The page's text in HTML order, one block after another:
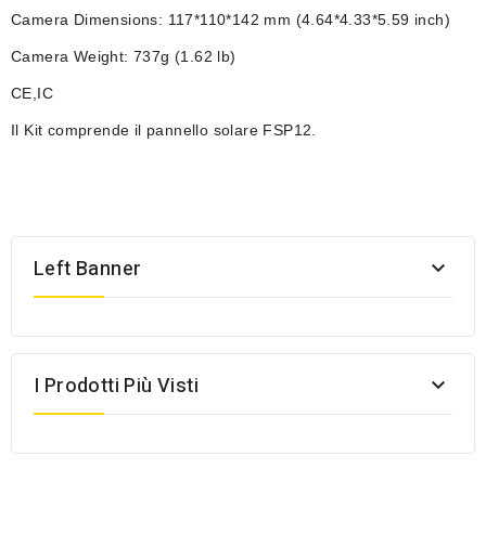
Camera Dimensions: 117*110*142 mm (4.64*4.33*5.59 inch)
Camera Weight: 737g (1.62 lb)
CE,IC
Il Kit comprende il pannello solare FSP12.
Left Banner 
I Prodotti Più Visti 